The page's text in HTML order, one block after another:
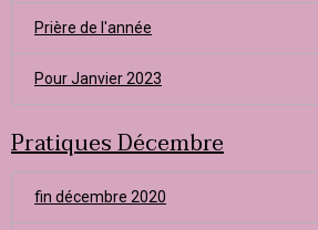
Prière de l'année
Pour Janvier 2023
Pratiques Décembre
fin décembre 2020